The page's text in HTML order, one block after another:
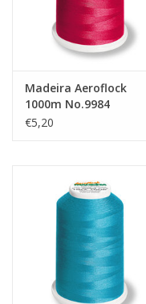
Madeira Aeroflock
1000m No.9984
€5,20